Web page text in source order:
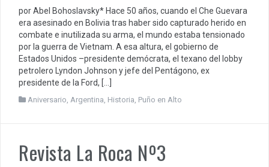
por Abel Bohoslavsky* Hace 50 años, cuando el Che Guevara
era asesinado en Bolivia tras haber sido capturado herido en
combate e inutilizada su arma, el mundo estaba tensionado
por la guerra de Vietnam. A esa altura, el gobierno de
Estados Unidos –presidente demócrata, el texano del lobby
petrolero Lyndon Johnson y jefe del Pentágono, ex
presidente de la Ford, […]
Aniversario, Argentina, Historia, Puño en Alto
Revista La Roca Nº3